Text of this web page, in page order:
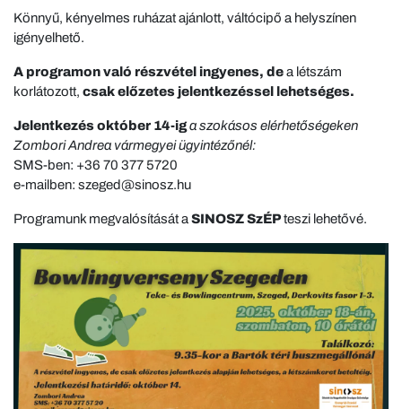
Könnyű, kényelmes ruházat ajánlott, váltócipő a helyszínen
igényelhető.
A programon való részvétel ingyenes, dea létszám
korlátozott, csak előzetes jelentkezéssel lehetséges.
Jelentkezés október 14-iga szokásos elérhetőségeken
Zombori Andrea vármegyei ügyintézőnél:
SMS-ben: +36 70 377 5720
e-mailben: szeged@sinosz.hu
Programunk megvalósítását a SINOSZ SzÉPteszi lehetővé.